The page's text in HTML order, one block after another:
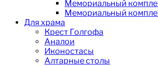
Мемориальный
Мемориальный
Для храма
Крест Голгофа
Аналои
Иконостасы
Алтарные столы